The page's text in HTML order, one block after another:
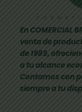
En COMERCIAL
venta de
de 1985,
a tu alcance
Contamos con
siempre a tu